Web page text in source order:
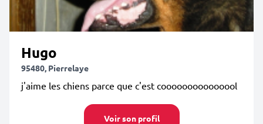
Hugo
95480, Pierrelaye
j'aime les chiens parce que c'est cooooooooooooool
Voir son profil